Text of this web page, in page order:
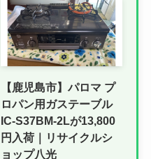
【鹿児島市】パロマ プ
ロパン用ガステーブル
IC-S37BM-2Lが13,800
円入荷｜リサイクルシ
ョップ八光